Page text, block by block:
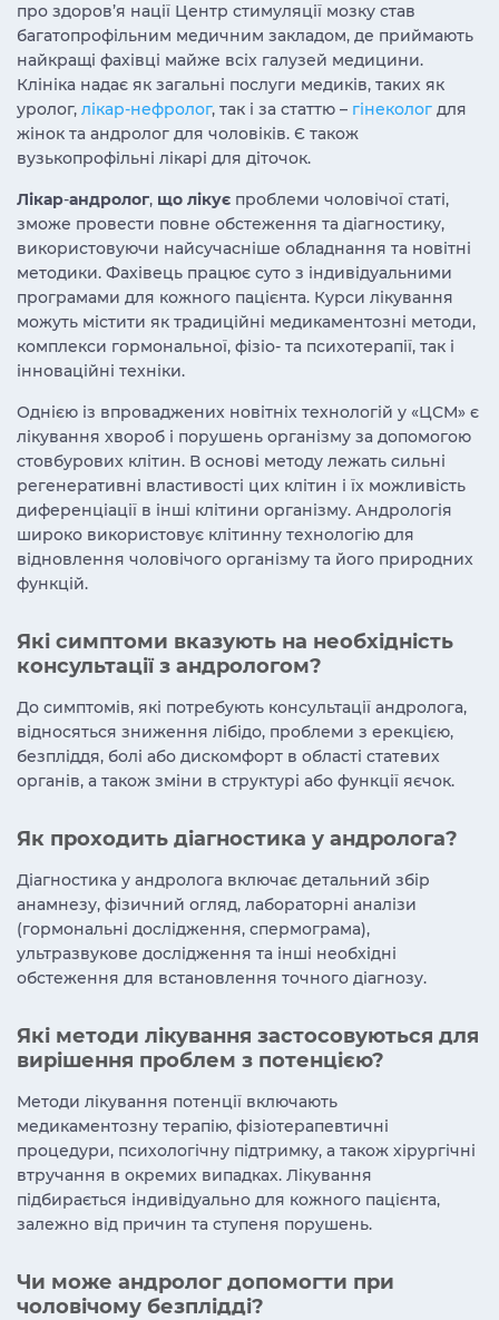
про здоров’я нації Центр стимуляції мозку став
багатопрофільним медичним закладом, де приймають
найкращі фахівці майже всіх галузей медицини.
Клініка надає як загальні послуги медиків, таких як
уролог, лікар-нефролог, так і за статтю – гінеколог для
жінок та андролог для чоловіків. Є також
вузькопрофільні лікарі для діточок.
Лікар-андролог, що лікує проблеми чоловічої статі,
зможе провести повне обстеження та діагностику,
використовуючи найсучасніше обладнання та новітні
методики. Фахівець працює суто з індивідуальними
програмами для кожного пацієнта. Курси лікування
можуть містити як традиційні медикаментозні методи,
комплекси гормональної, фізіо- та психотерапії, так і
інноваційні техніки.
Однією із впроваджених новітніх технологій у «ЦСМ» є
лікування хвороб і порушень організму за допомогою
стовбурових клітин. В основі методу лежать сильні
регенеративні властивості цих клітин і їх можливість
диференціації в інші клітини організму. Андрологія
широко використовує клітинну технологію для
відновлення чоловічого організму та його природних
функцій.
Які симптоми вказують на необхідність
консультації з андрологом?
До симптомів, які потребують консультації андролога,
відносяться зниження лібідо, проблеми з ерекцією,
безпліддя, болі або дискомфорт в області статевих
органів, а також зміни в структурі або функції яєчок.
Як проходить діагностика у андролога?
Діагностика у андролога включає детальний збір
анамнезу, фізичний огляд, лабораторні аналізи
(гормональні дослідження, спермограма),
ультразвукове дослідження та інші необхідні
обстеження для встановлення точного діагнозу.
Які методи лікування застосовуються для
вирішення проблем з потенцією?
Методи лікування потенції включають
медикаментозну терапію, фізіотерапевтичні
процедури, психологічну підтримку, а також хірургічні
втручання в окремих випадках. Лікування
підбирається індивідуально для кожного пацієнта,
залежно від причин та ступеня порушень.
Чи може андролог допомогти при
чоловічому безплідді?